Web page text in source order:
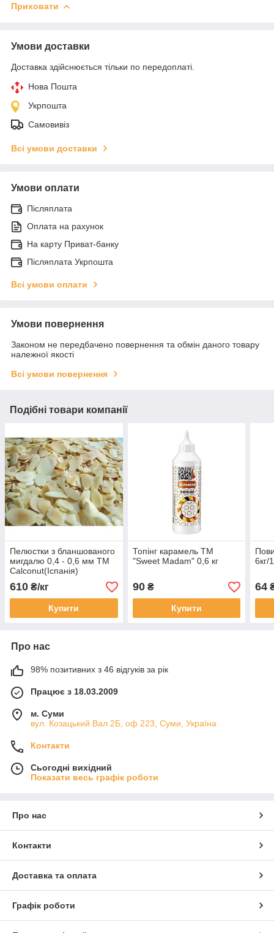
Приховати
Умови доставки
Доставка здійснюється тільки по передоплаті.
Нова Пошта
Укрпошта
Самовивіз
Всі умови доставки
Умови оплати
Післяплата
Оплата на рахунок
На карту Приват-банку
Післяплата Укрпошта
Всі умови оплати
Умови повернення
Законом не передбачено повернення та обмін даного товару
належної якості
Всі умови повернення
Подібні товари компанії
Пелюстки з бланшованого
мигдалю 0,4 - 0,6 мм TM
Calconut(Іспанія)
610 ₴/кг
Купити
Топінг карамель ТМ
"Sweet Madam" 0,6 кг
90₴
Купити
6кг/
64
Про нас
98% позитивних з 46 відгуків за рік
Працює з 18.03.2009
м. Суми
вул. Козацький Вал 2Б, оф 223, Суми, Україна
Контакти
Сьогодні вихідний
Показати весь графік роботи
Про нас
Контакти
Доставка та оплата
Графік роботи